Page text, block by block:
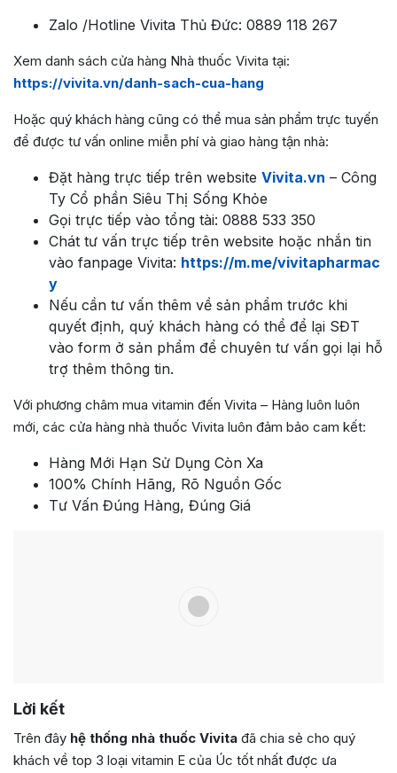
Zalo /Hotline Vivita Thủ Đức: 0889 118 267
Xem danh sách cửa hàng Nhà thuốc Vivita tại:
https://vivita.vn/danh-sach-cua-hang
Hoặc quý khách hàng cũng có thể mua sản phẩm trực tuyến
để được tư vấn online miễn phí và giao hàng tận nhà:
Đặt hàng trực tiếp trên website Vivita.vn – Công
Ty Cổ phần Siêu Thị Sống Khỏe
Gọi trực tiếp vào tổng tài: 0888 533 350
Chát tư vấn trực tiếp trên website hoặc nhắn tin
vào fanpage Vivita: https://m.me/vivitapharmac
y
Nếu cần tư vấn thêm về sản phẩm trước khi
quyết định, quý khách hàng có thể để lại SĐT
vào form ở sản phẩm để chuyên tư vấn gọi lại hỗ
trợ thêm thông tin.
Với phương châm mua vitamin đến Vivita – Hàng luôn luôn
mới, các cửa hàng nhà thuốc Vivita luôn đảm bảo cam kết:
Hàng Mới Hạn Sử Dụng Còn Xa
100% Chính Hãng, Rõ Nguồn Gốc
Tư Vấn Đúng Hàng, Đúng Giá
Lời kết
Trên đây hệ thống nhà thuốc Vivita đã chia sẻ cho quý
khách về top 3 loại vitamin E của Úc tốt nhất được ưa